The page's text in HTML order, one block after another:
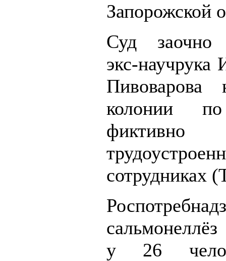
Запорожской
Суд заочно
экс-
колонии
фиктивно
сотрудниках
у 26